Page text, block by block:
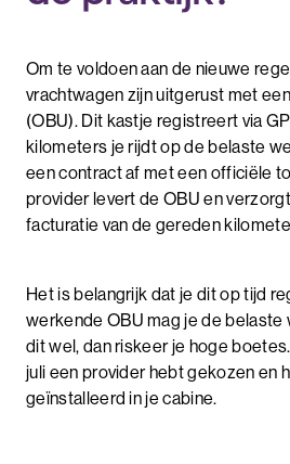
Om te voldoen aan de nieuwe
vrachtwagen zijn uitgerust met
(OBU). Dit kastje registreert via
kilometers je rijdt op de belaste
een contract af met een officiële
provider levert de OBU en
facturatie van de gereden
Het is belangrijk dat je dit op tijd
werkende OBU mag je de belaste
dit wel, dan riskeer je hoge
juli een provider hebt gekozen en
geïnstalleerd in je cabine.